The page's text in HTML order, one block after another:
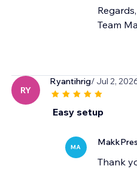
Regards,
Team
RY
Ryantihrig/ Jul 2,
Easy setup
MA
Thank